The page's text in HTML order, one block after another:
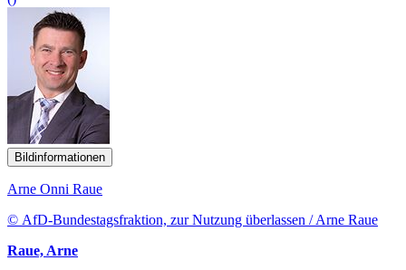
Bildinformationen
Arne Onni Raue
© AfD-Bundestagsfraktion, zur Nutzung überlassen / Arne Raue
Raue, Arne